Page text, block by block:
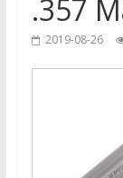
.357
2019-08-26